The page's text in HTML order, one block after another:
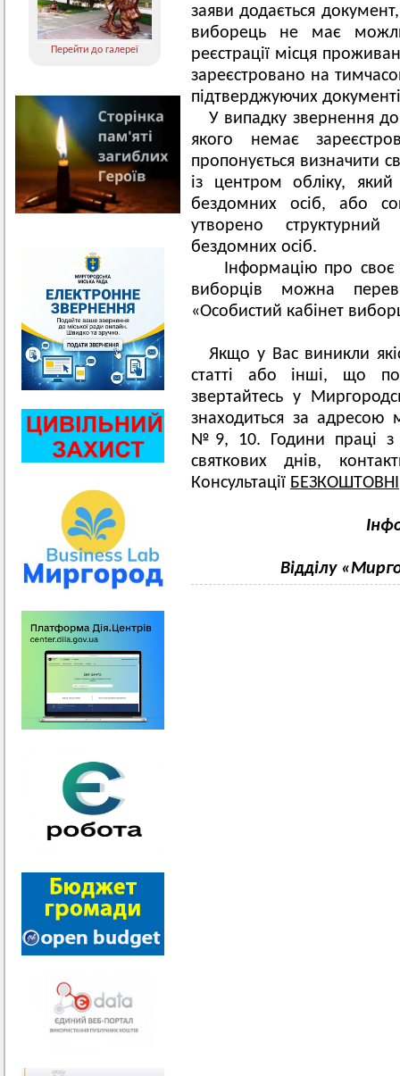
Перейти до галереї
заяви додається
виборець не має
реєстрації місця
зареєстровано на
підтверджуючих
У випадку звернення
якого немає
пропонується визначити
із центром обліку,
бездомних осіб, або
утворено
бездомних осіб.
Інформацію про своє
виборців можна
«Особистий кабінет
Якщо у Вас виникли
статті або інші, що
звертайтесь у
знаходиться за
№9, 10. Години праці з
святкових днів,
Консультації БЕЗКОШТОВНІ
Відділу